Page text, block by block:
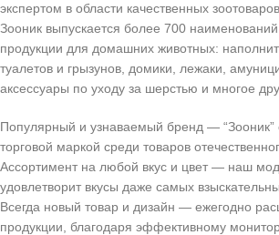
экспертом в области качественных
Зооник выпускается более 700
продукции для домашних животных:
туалетов и грызунов, домики, лежаки,
аксессуары по уходу за шерстью и многое
Популярный и узнаваемый бренд — “Зооник”
торговой маркой среди товаров
Ассортимент на любой вкус и цвет — наш
удовлетворит вкусы даже самых
Всегда новый товар и дизайн — ежегодно
продукции, благодаря эффективному